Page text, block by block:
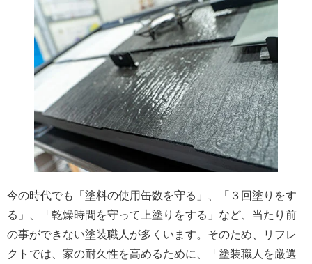
今の時代でも「塗料の使用缶数を守る」、「３回塗りをす
る」、「乾燥時間を守って上塗りをする」など、当たり前
の事ができない塗装職人が多くいます。そのため、リフレ
クトでは、家の耐久性を高めるために、「塗装職人を厳選